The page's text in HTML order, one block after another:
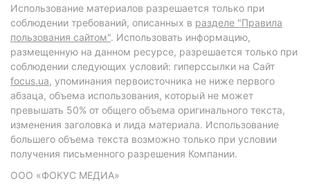
Использование материалов разрешается только при
соблюдении требований, описанных в разделе "Правила
пользования сайтом". Использовать информацию,
размещенную на данном ресурсе, разрешается только при
соблюдении следующих условий: гиперссылки на Сайт
focus.ua, упоминания первоисточника не ниже первого
абзаца, объема использования, который не может
превышать 50% от общего объема оригинального текста,
изменения заголовка и лида материала. Использование
большего объема текста возможно только при условии
получения письменного разрешения Компании.
ООО «ФОКУС МЕДИА»